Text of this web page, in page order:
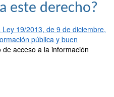
este derecho?
19/2013, de 9 de diciembre,
pública y buen
acceso a la información